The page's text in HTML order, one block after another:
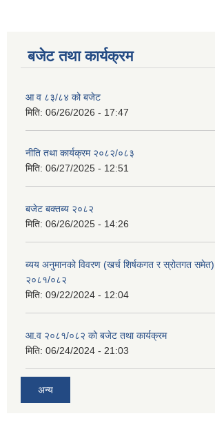
बजेट तथा कार्यक्रम
आ व ८३/८४ को बजेट
मिति: 06/26/2026 - 17:47
नीति तथा कार्यक्रम २०८२/०८३
मिति: 06/27/2025 - 12:51
बजेट बक्तब्य २०८२
मिति: 06/26/2025 - 14:26
ब्यय अनुमानको विवरण (खर्च शिर्षकगत र स्रोतगत समेत)
२०८१/०८२
मिति: 09/22/2024 - 12:04
आ.व २०८१/०८२ को बजेट तथा कार्यक्रम
मिति: 06/24/2024 - 21:03
अन्य